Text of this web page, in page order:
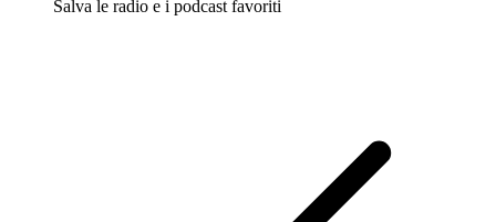
Salva le radio e i podcast favoriti